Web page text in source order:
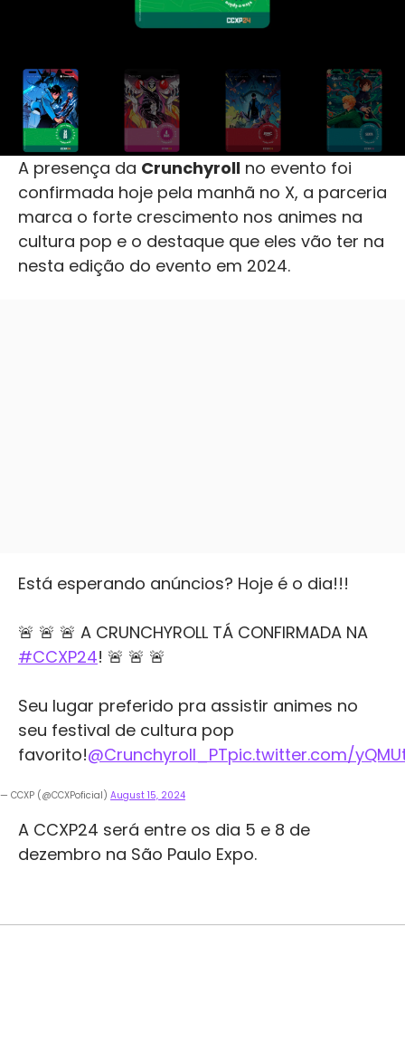
A presença da Crunchyroll no evento foi
confirmada hoje pela manhã no X, a parceria
marca o forte crescimento nos animes na
cultura pop e o destaque que eles vão ter na
nesta edição do evento em 2024.
Está esperando anúncios? Hoje é o dia!!!
🚨 🚨 🚨 A CRUNCHYROLL TÁ CONFIRMADA NA
#CCXP24! 🚨 🚨 🚨
Seu lugar preferido pra assistir animes no
seu festival de cultura pop
favorito!@Crunchyroll_PTpic.twitter.com/
— CCXP (@CCXPoficial) August 15, 2024
A CCXP24 será entre os dia 5 e 8 de
dezembro na São Paulo Expo.